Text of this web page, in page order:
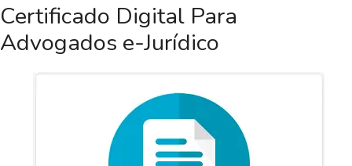
Certificado Digital Para
Advogados e-Jurídico